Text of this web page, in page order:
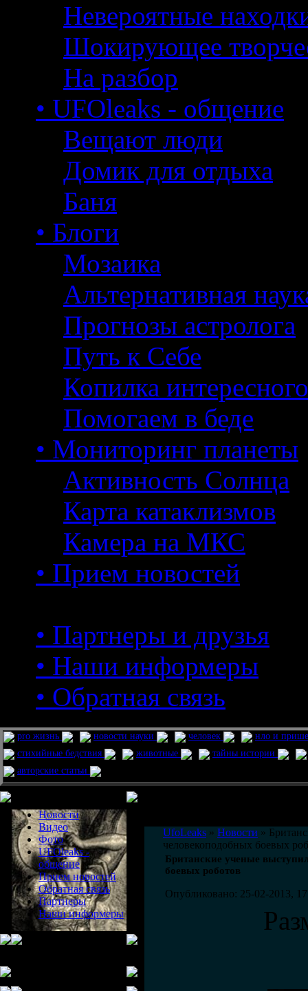
Невероятные
Шокирующее
На разбор
• UFOleaks - общение
Вещают люди
Домик для отдыха
Баня
• Блоги
Мозаика
Альтернативная
Прогнозы астролога
Путь к Себе
Копилка интересного
Помогаем в беде
• Мониторинг планеты
Активность Солнца
Карта катаклизмов
Камера на МКС
• Прием новостей
• Партнеры и друзья
• Наши информеры
• Обратная связь
pro жизнь новости науки человек
нло и
стихийные бедствия
животные
тайны истории
авторские статьи
Новости
Видео
Фото
UFOleaks -
общение
Прием новостей
Обратная связь
Партнеры
Наши информеры
UfoLeaks » Новости »
человекоподобных боевых
Британские ученые
боевых роботов
Опубликовано: 25-02-2013,